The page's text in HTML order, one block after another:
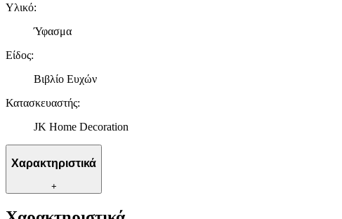
Υλικό:
Ύφασμα
Είδος:
Βιβλίο Ευχών
Κατασκευαστής:
JK Home Decoration
Χαρακτηριστικά
+